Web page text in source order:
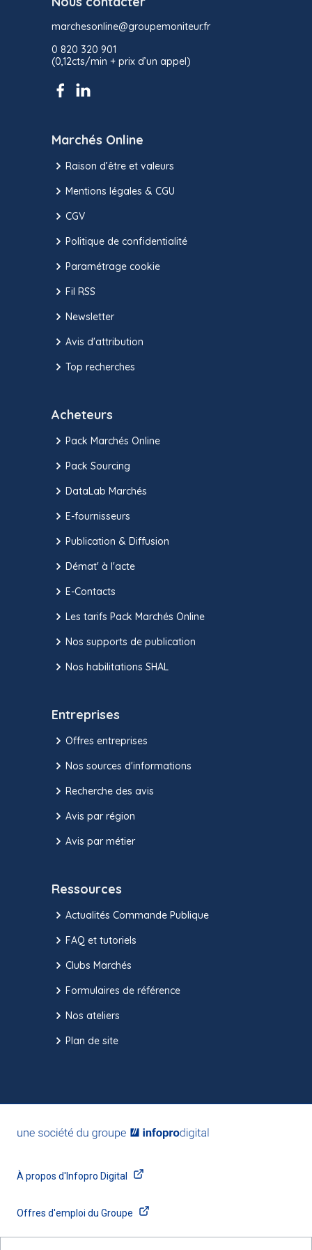
marchesonline@groupemoniteur.fr
0 820 320 901
(0,12cts/min + prix d’un appel)
Marchés Online
Raison d’être et valeurs
Mentions légales & CGU
CGV
Politique de confidentialité
Paramétrage cookie
Fil RSS
Newsletter
Avis d'attribution
Top recherches
Acheteurs
Pack Marchés Online
Pack Sourcing
DataLab Marchés
E-fournisseurs
Publication & Diffusion
Démat' à l'acte
E-Contacts
Les tarifs Pack Marchés Online
Nos supports de publication
Nos habilitations SHAL
Entreprises
Offres entreprises
Nos sources d'informations
Recherche des avis
Avis par région
Avis par métier
Ressources
Actualités Commande Publique
FAQ et tutoriels
Clubs Marchés
Formulaires de référence
Nos ateliers
Plan de site